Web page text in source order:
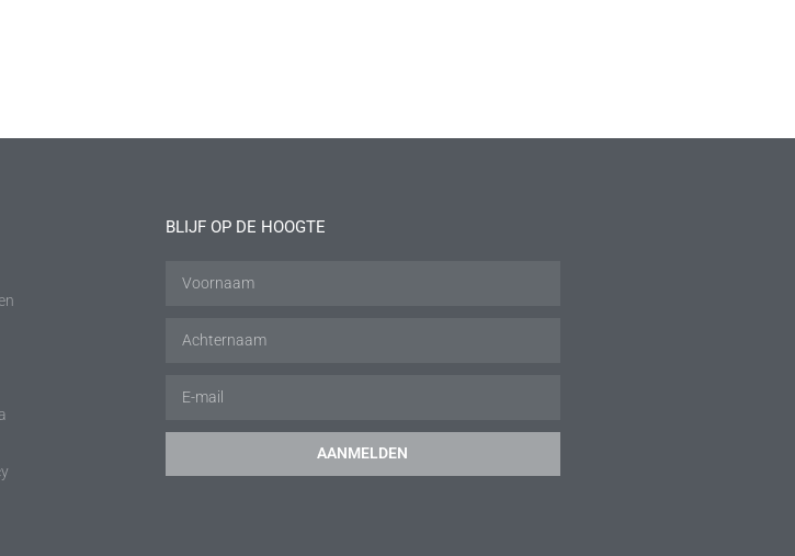
BLIJF OP DE HOOGTE
AANMELDEN